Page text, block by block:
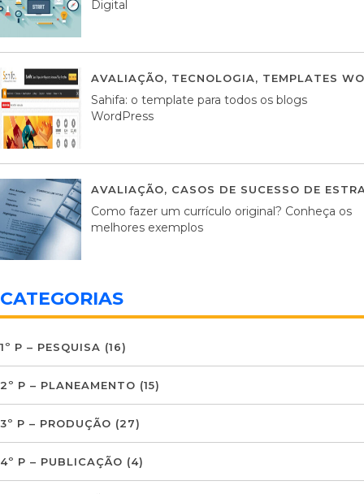
Digital
AVALIAÇÃO, TECNOLOGIA, TEMPLATES
Sahifa: o template para todos os blogs
WordPress
AVALIAÇÃO, CASOS DE SUCESSO DE
Como fazer um currículo original? Conheça os
melhores exemplos
CATEGORIAS
1º P – PESQUISA (16)
2º P – PLANEAMENTO (15)
3º P – PRODUÇÃO (27)
4º P – PUBLICAÇÃO (4)